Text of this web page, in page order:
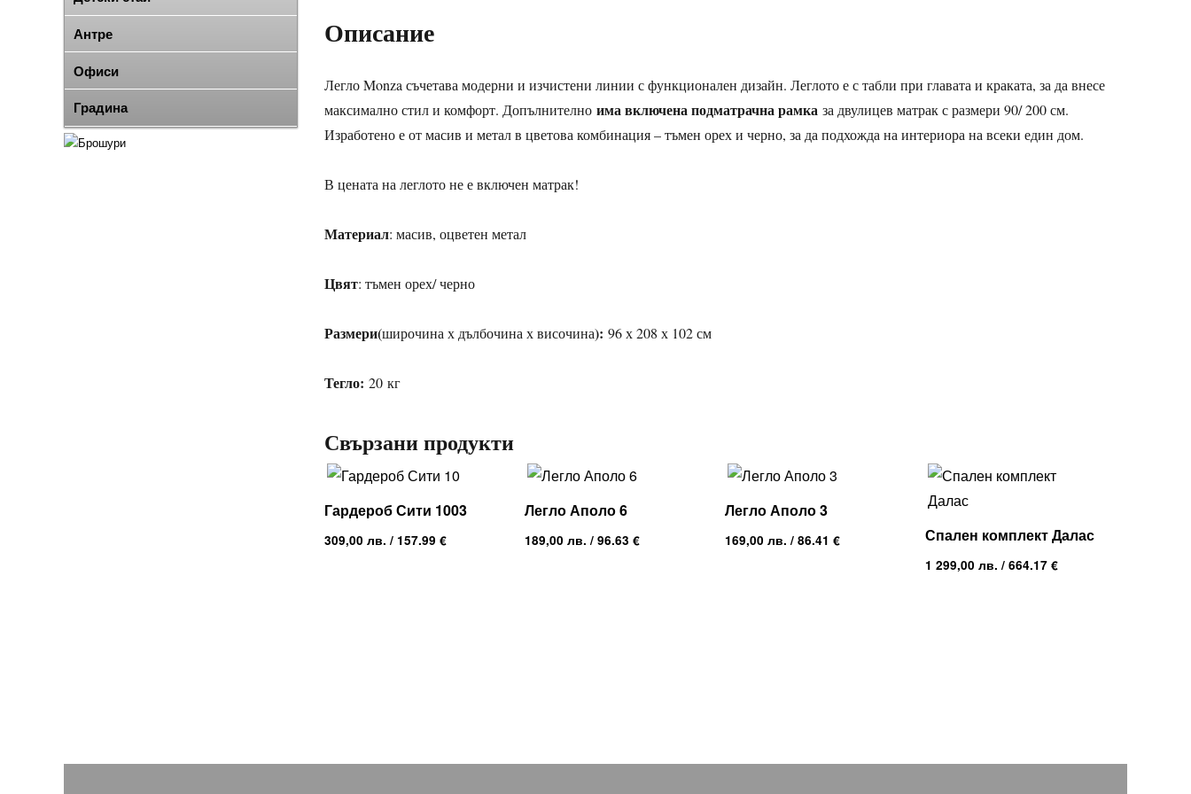
Описание
Легло Monza съчетава модерни и изчистени линии с функционален дизайн. Леглото е с табли при главата и краката, за да внесе
максимално стил и комфорт. Допълнителноима включена подматрачна рамка за двулицев матрак с размери 90/ 200 см.
Изработено е от масив и метал в цветова комбинация – тъмен орех и черно, за да подхожда на интериора на всеки един дом.
В цената на леглото не е включен матрак!
Материал: масив, оцветен метал
Цвят: тъмен орех/ черно
Размери(широчина х дълбочина х височина): 96 х 208 х 102 см
Тегло:20 кг
Свързани продукти
Гардероб Сити 1003
309,00лв. / 157.99 €
Легло Аполо 6
189,00лв. / 96.63 €
Легло Аполо 3
169,00лв. / 86.41 € Спален комплект Далас
1 299,00лв. / 664.17 €
Антре
Офиси
Градина